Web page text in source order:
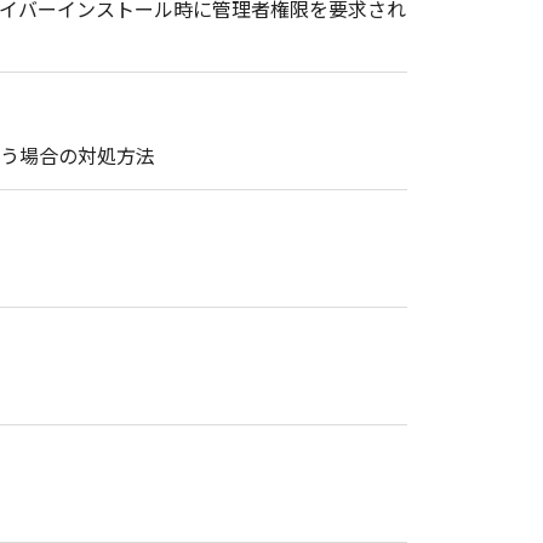
バーインストール時に管理者権限を要求され
場合の対処方法